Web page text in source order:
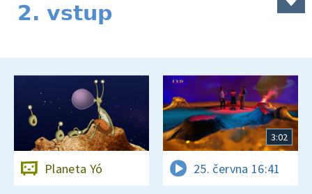
2. vstup
Planeta Yó
3:02
25. června 16:41